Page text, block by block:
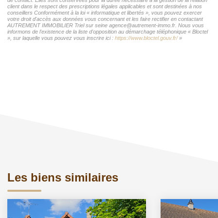
client dans le respect des prescriptions légales applicables et sont destinées à nos
conseillers Conformément à la loi « informatique et libertés », vous pouvez exercer
votre droit d'accès aux données vous concernant et les faire rectifier en contactant
AUTREMENT IMMOBILIER Triel sur seine agence@autrement-immo.fr. Nous vous
informons de l'existence de la liste d'opposition au démarchage téléphonique « Bloctel
», sur laquelle vous pouvez vous inscrire ici : https://www.bloctel.gouv.fr/»
Les biens similaires